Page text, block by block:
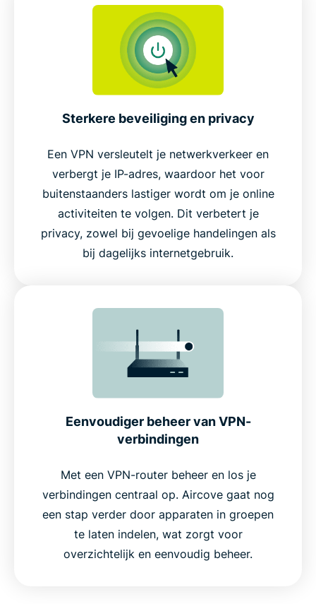
Sterkere beveiliging en privacy
Een VPN versleutelt je netwerkverkeer en
verbergt je IP-adres, waardoor het voor
buitenstaanders lastiger wordt om je online
activiteiten te volgen. Dit verbetert je
privacy, zowel bij gevoelige handelingen als
bij dagelijks internetgebruik.
Eenvoudiger beheer van VPN-
verbindingen
Met een VPN-router beheer en los je
verbindingen centraal op. Aircove gaat nog
een stap verder door apparaten in groepen
te laten indelen, wat zorgt voor
overzichtelijk en eenvoudig beheer.